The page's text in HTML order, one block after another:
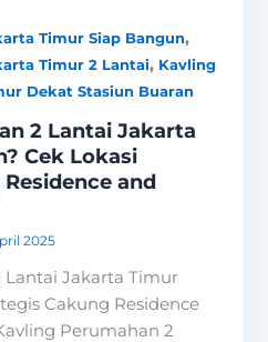
Timur Siap Bangun,
Timur 2 Lantai, Kavling
Dekat Stasiun Buaran
2 Lantai Jakarta
Cek Lokasi
and
2025
Jakarta Timur
Cakung Residence
Perumahan 2